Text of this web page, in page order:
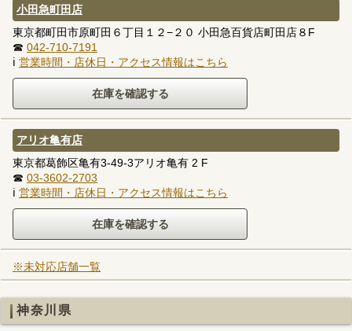
小田急町田店
東京都町田市原町田６丁目１２−２０ 小田急百貨店町田店８F
☎ 042-710-7191
ℹ 営業時間・店休日・アクセス情報はこちら
アリオ亀有店
東京都葛飾区亀有3-49-3アリオ亀有 2 F
☎ 03-3602-2703
ℹ 営業時間・店休日・アクセス情報はこちら
※未対応店舗一覧
神奈川県